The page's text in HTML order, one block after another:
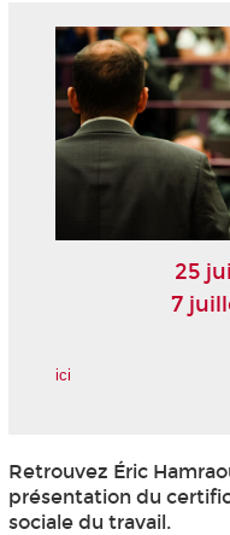
25
7
ici
Retrouvez Éric
présentation du
sociale du travail.